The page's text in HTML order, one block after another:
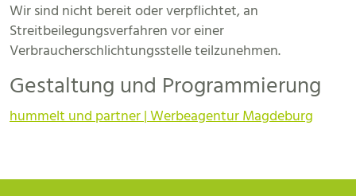
Wir sind nicht bereit oder verpflichtet, an
Streitbeilegungsverfahren vor einer
Verbraucherschlichtungsstelle teilzunehmen.
Gestaltung und Programmierung
hummelt und partner | Werbeagentur Magdeburg